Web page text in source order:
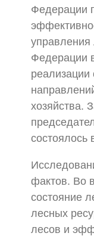
Федерации
управления
Федерации
реализации
хозяйства.
состоялось
фактов. Во
состояние
лесных
лесов и